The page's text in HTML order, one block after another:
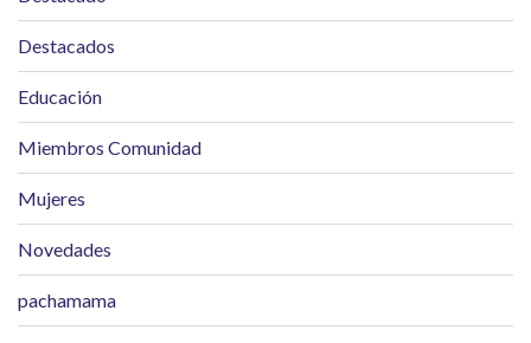
Destacados
Educación
Miembros Comunidad
Mujeres
Novedades
pachamama